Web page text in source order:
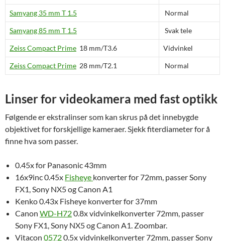
Samyang 35 mm T 1.5 Normal
Samyang 85 mm T 1.5 Svak tele
Zeiss Compact Prime 18 mm/T3.6 Vidvinkel
Zeiss Compact Prime 28 mm/T2.1 Normal
Linser for videokamera med fast optikk
Følgende er ekstralinser som kan skrus på det innebygde
objektivet for forskjellige kameraer. Sjekk fiterdiameter for å
finne hva som passer.
0.45x for Panasonic 43mm
16x9inc 0.45x Fisheye konverter for 72mm, passer Sony
FX1, Sony NX5 og Canon A1
Kenko 0.43x Fisheye konverter for 37mm
Canon WD-H720.8x vidvinkelkonverter 72mm, passer
Sony FX1, Sony NX5 og Canon A1. Zoombar.
Vitacon 05720.5x vidvinkelkonverter 72mm, passer Sony